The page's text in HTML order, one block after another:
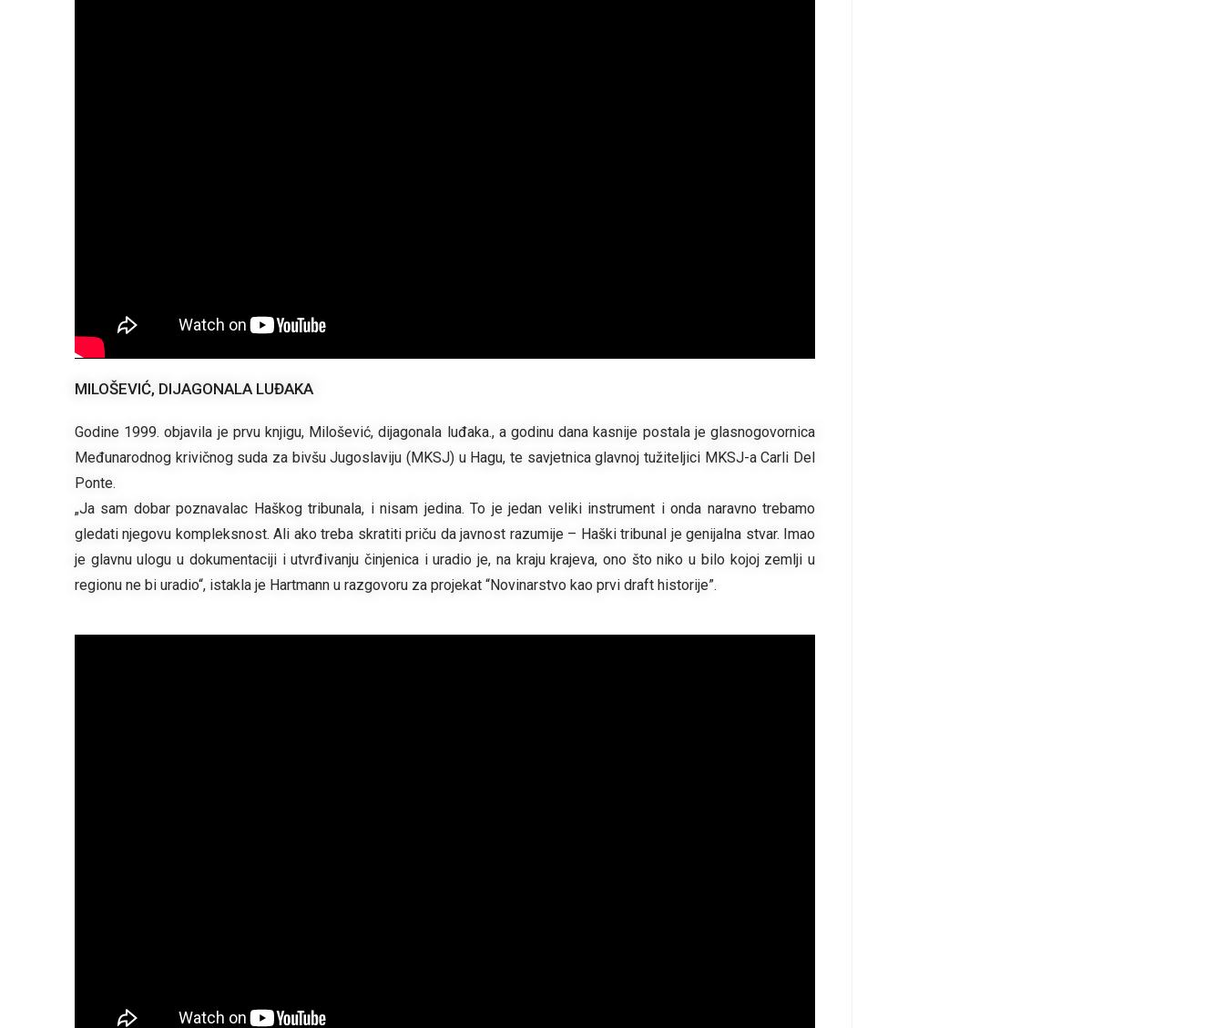
MILOŠEVIĆ, DIJAGONALA LUĐAKA
Godine 1999. objavila je prvu knjigu, Milošević, dijagonala luđaka., a godinu dana kasnije postala je glasnogovornica
Međunarodnog krivičnog suda za bivšu Jugoslaviju (MKSJ) u Hagu, te savjetnica glavnoj tužiteljici MKSJ-a Carli Del
Ponte.
„Ja sam dobar poznavalac Haškog tribunala, i nisam jedina. To je jedan veliki instrument i onda naravno trebamo
gledati njegovu kompleksnost. Ali ako treba skratiti priču da javnost razumije – Haški tribunal je genijalna stvar. Imao
je glavnu ulogu u dokumentaciji i utvrđivanju činjenica i uradio je, na kraju krajeva, ono što niko u bilo kojoj zemlji u
regionu ne bi uradio“, istakla je Hartmann u razgovoru za projekat “Novinarstvo kao prvi draft historije”.